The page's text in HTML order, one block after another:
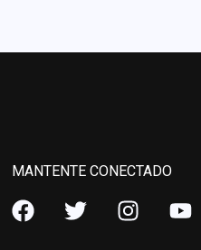
MANTENTE CONECTADO